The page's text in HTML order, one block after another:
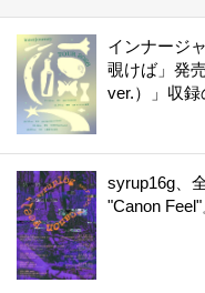
インナージ
覗けば」発
ver.）」収
syrup16g、
"Canon